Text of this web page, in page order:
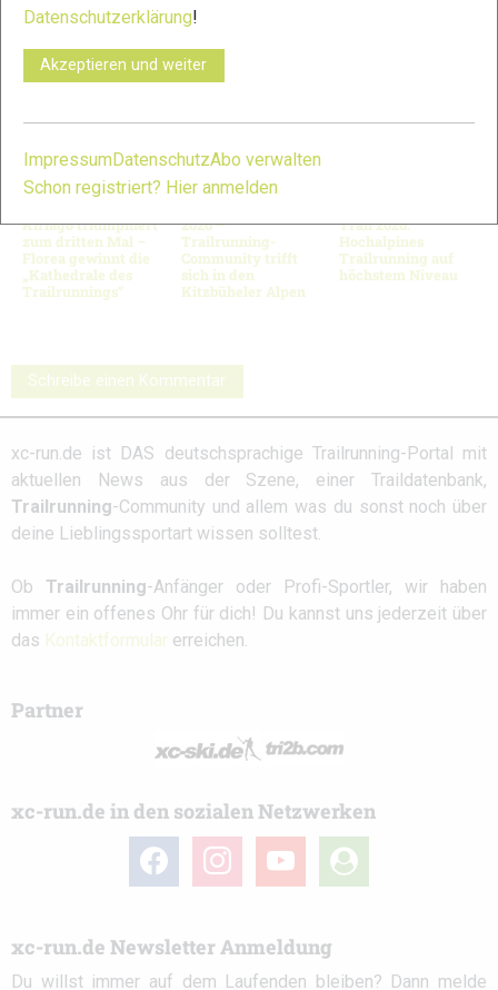
VERWANDTE ARTIKEL
Kiriago triumphiert
zum dritten Mal –
Florea gewinnt die
„Kathedrale des
Trailrunnings“
2026 –
Trailrunning-
Community trifft
sich in den
Kitzbüheler Alpen
Trail 2026:
Hochalpines
Trailrunning auf
höchstem Niveau
Schreibe einen Kommentar
xc-run.de ist DAS deutschsprachige Trailrunning-Portal mit
aktuellen News aus der Szene, einer Traildatenbank,
Trailrunning-Community und allem was du sonst noch über
deine Lieblingssportart wissen solltest.
Ob Trailrunning-Anfänger oder Profi-Sportler, wir haben
immer ein offenes Ohr für dich! Du kannst uns jederzeit über
das Kontaktformular erreichen.
Partner
xc-run.de in den sozialen Netzwerken
facebook instagramyoutube
user-
circle
xc-run.de Newsletter Anmeldung
Du willst immer auf dem Laufenden bleiben? Dann melde
Datenschutzerklärung!
Akzeptieren und weiter
Impressum DatenschutzAbo verwalten
Schon registriert? Hier anmelden